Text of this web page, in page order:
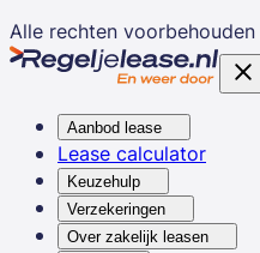
Alle rechten voorbehouden
Aanbod lease
Lease calculator
Keuzehulp
Verzekeringen
Over zakelijk leasen